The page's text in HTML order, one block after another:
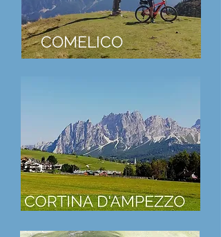
COMELICO